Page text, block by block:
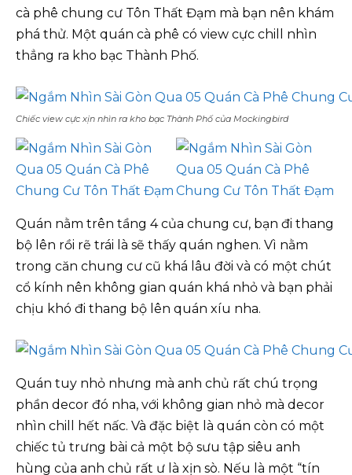
cà phê chung cư Tôn Thất Đạm mà bạn nên khám
phá thử. Một quán cà phê có view cực chill nhìn
thẳng ra kho bạc Thành Phố.
Chiếc view cực xịn nhìn ra kho bạc Thành Phố của Mockingbird
Quán nằm trên tầng 4 của chung cư, bạn đi thang
bộ lên rồi rẽ trái là sẽ thấy quán nghen. Vì nằm
trong căn chung cư cũ khá lâu đời và có một chút
cổ kính nên không gian quán khá nhỏ và bạn phải
chịu khó đi thang bộ lên quán xíu nha.
Quán tuy nhỏ nhưng mà anh chủ rất chú trọng
phần decor đó nha, với không gian nhỏ mà decor
nhìn chill hết nấc. Và đặc biệt là quán còn có một
chiếc tủ trưng bài cả một bộ sưu tập siêu anh
hùng của anh chủ rất ư là xịn sò. Nếu là một “tín